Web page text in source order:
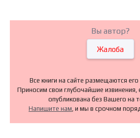
Вы автор?
Жалоба
Все книги на сайте размещаются
Приносим свои глубочайшие извинения,
опубликована без Вашего на
Напишите нам, и мы в срочном